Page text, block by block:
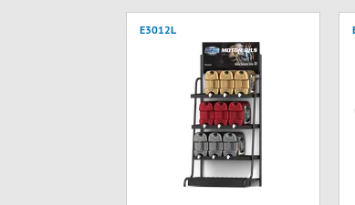
E3012L